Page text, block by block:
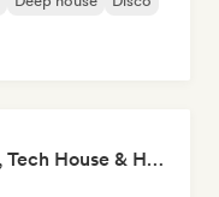
Desande, Bass House, Tech House & House 2021